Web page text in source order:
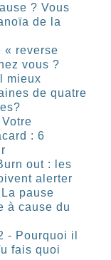
? Vous
de la
« reverse
vous ?
mieux
de quatre
: 6
out : les
alerter
pause
à cause du
- Pourquoi il
fais quoi